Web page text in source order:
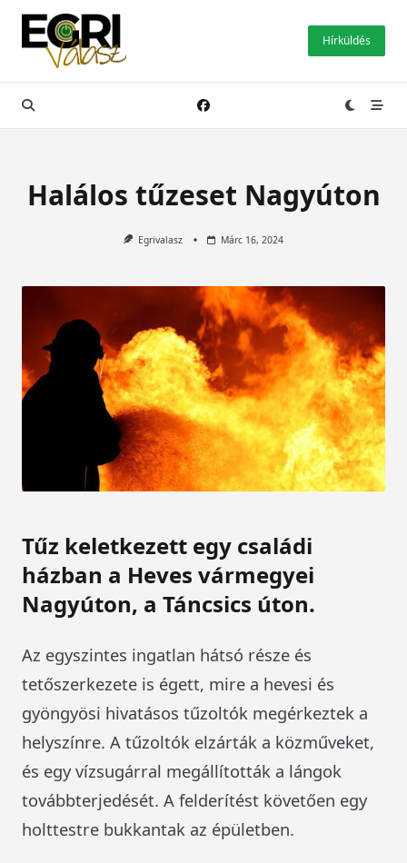
Skip
content
Hírküldés
Halálos tűzeset Nagyúton
Egrivalasz Márc 16, 2024
Tűz keletkezett egy családi
házban a Heves vármegyei
Nagyúton, a Táncsics úton.
Az egyszintes ingatlan hátsó része és
tetőszerkezete is égett, mire a hevesi és
gyöngyösi hivatásos tűzoltók megérkeztek a
helyszínre. A tűzoltók elzárták a közműveket,
és egy vízsugárral megállították a lángok
továbbterjedését. A felderítést követően egy
holttestre bukkantak az épületben.